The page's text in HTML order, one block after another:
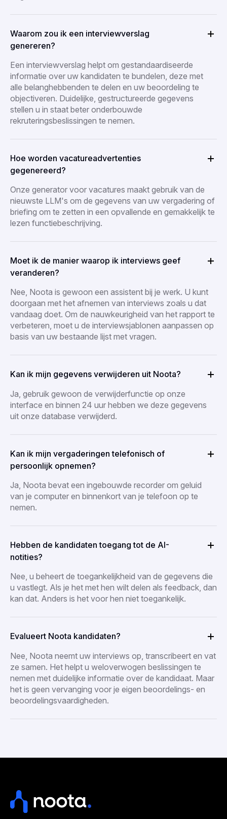
Waarom zou ik een interviewverslag
genereren?
Een interviewverslag helpt om gestandaardiseerde
informatie over uw kandidaten te bundelen, deze met
alle belanghebbenden te delen en uw beoordeling te
objectiveren. Duidelijke, gestructureerde gegevens
stellen u in staat beter onderbouwde
rekruteringsbeslissingen te nemen.
Hoe worden vacatureadvertenties
gegenereerd?
Onze generator voor vacatures maakt gebruik van de
nieuwste LLM's om de gegevens van uw vergadering of
briefing om te zetten in een opvallende en gemakkelijk te
lezen functiebeschrijving.
Moet ik de manier waarop ik interviews geef
veranderen?
Nee, Noota is gewoon een assistent bij je werk. U kunt
doorgaan met het afnemen van interviews zoals u dat
vandaag doet. Om de nauwkeurigheid van het rapport te
verbeteren, moet u de interviewsjablonen aanpassen op
basis van uw bestaande lijst met vragen.
Kan ik mijn gegevens verwijderen uit Noota?
Ja, gebruik gewoon de verwijderfunctie op onze
interface en binnen 24 uur hebben we deze gegevens
uit onze database verwijderd.
Kan ik mijn vergaderingen telefonisch of
persoonlijk opnemen?
Ja, Noota bevat een ingebouwde recorder om geluid
van je computer en binnenkort van je telefoon op te
nemen.
Hebben de kandidaten toegang tot de AI-
notities?
Nee, u beheert de toegankelijkheid van de gegevens die
u vastlegt. Als je het met hen wilt delen als feedback, dan
kan dat. Anders is het voor hen niet toegankelijk.
Evalueert Noota kandidaten?
Nee, Noota neemt uw interviews op, transcribeert en vat
ze samen. Het helpt u weloverwogen beslissingen te
nemen met duidelijke informatie over de kandidaat. Maar
het is geen vervanging voor je eigen beoordelings- en
beoordelingsvaardigheden.